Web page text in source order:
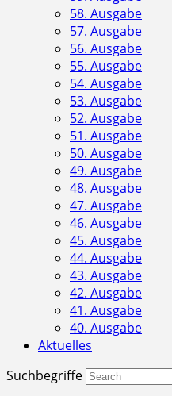
58. Ausgabe
57. Ausgabe
56. Ausgabe
55. Ausgabe
54. Ausgabe
53. Ausgabe
52. Ausgabe
51. Ausgabe
50. Ausgabe
49. Ausgabe
48. Ausgabe
47. Ausgabe
46. Ausgabe
45. Ausgabe
44. Ausgabe
43. Ausgabe
42. Ausgabe
41. Ausgabe
40. Ausgabe
Aktuelles
Suchbegriffe